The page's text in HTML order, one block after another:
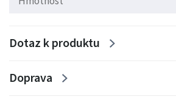
Hmotnost: 39 kg
Dotaz k produktu
Doprava